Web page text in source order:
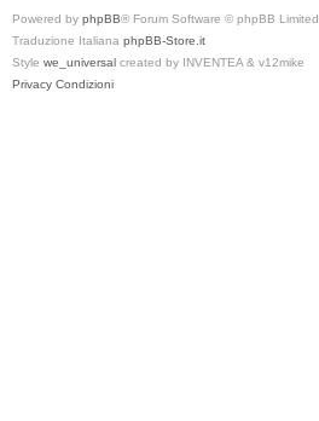
Powered by phpBB® Forum Software © phpBB Limited
Traduzione Italiana phpBB-Store.it
Style we_universal created by INVENTEA & v12mike
Privacy Condizioni